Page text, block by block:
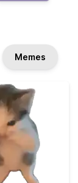
Memes